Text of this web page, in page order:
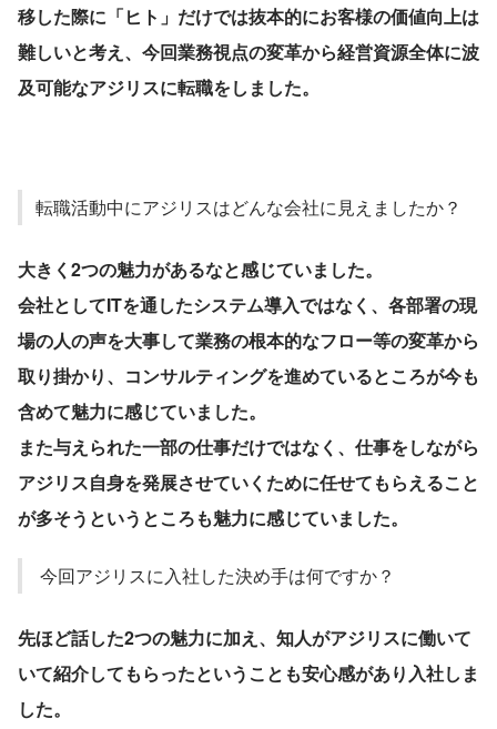
移した際に「ヒト」だけでは抜本的にお客様の価値向上は
難しいと考え、今回業務視点の変革から経営資源全体に波
及可能なアジリスに転職をしました。
転職活動中にアジリスはどんな会社に見えましたか？
大きく2つの魅力があるなと感じていました。
会社としてITを通したシステム導入ではなく、各部署の現
場の人の声を大事して業務の根本的なフロー等の変革から
取り掛かり、コンサルティングを進めているところが今も
含めて魅力に感じていました。
また与えられた一部の仕事だけではなく、仕事をしながら
アジリス自身を発展させていくために任せてもらえること
が多そうというところも魅力に感じていました。
今回アジリスに入社した決め手は何ですか？
先ほど話した2つの魅力に加え、知人がアジリスに働いて
いて紹介してもらったということも安心感があり入社しま
した。